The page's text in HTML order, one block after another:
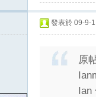
發表於 09-9-
原
Ian